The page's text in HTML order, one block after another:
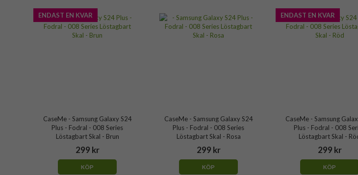
ENDAST EN KVAR
CaseMe - Samsung Galaxy S24
Plus - Fodral - 008 Series
Löstagbart Skal - Brun
299 kr
KÖP
CaseMe - Samsung Galaxy S24
Plus - Fodral - 008 Series
Löstagbart Skal - Rosa
299 kr
KÖP
ENDAST EN KVAR
CaseMe - Samsung
Plus - Fodral - 008
Löstagbart Skal -
299 kr
KÖP